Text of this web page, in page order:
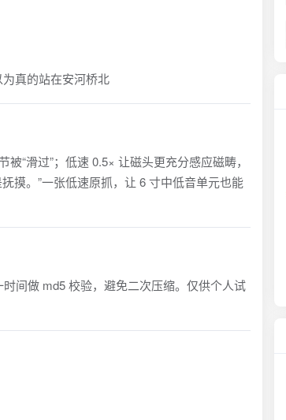
真的站在安河桥北
“滑过”；低速 0.5× 让磁头更充分感应磁畴，
摸。”一张低速原抓，让 6 寸中低音单元也能
间做 md5 校验，避免二次压缩。仅供个人试